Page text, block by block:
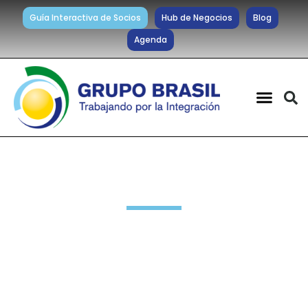
Guía Interactiva de Socios Hub de Negocios
Blog
Agenda